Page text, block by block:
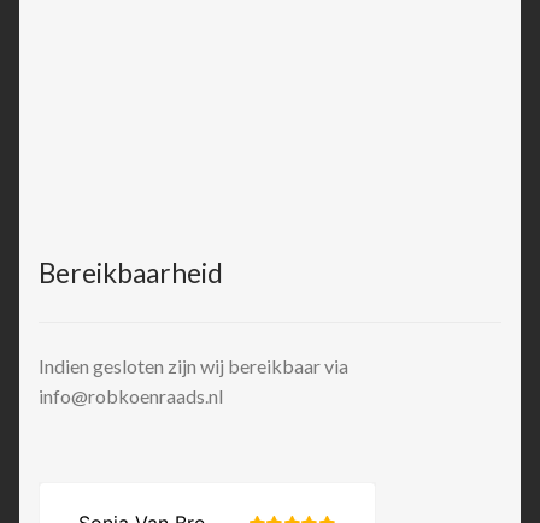
Bereikbaarheid
Indien gesloten zijn wij bereikbaar via
info@robkoenraads.nl